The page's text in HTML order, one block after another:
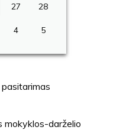
27 28
4 5
mokyklos-darželio